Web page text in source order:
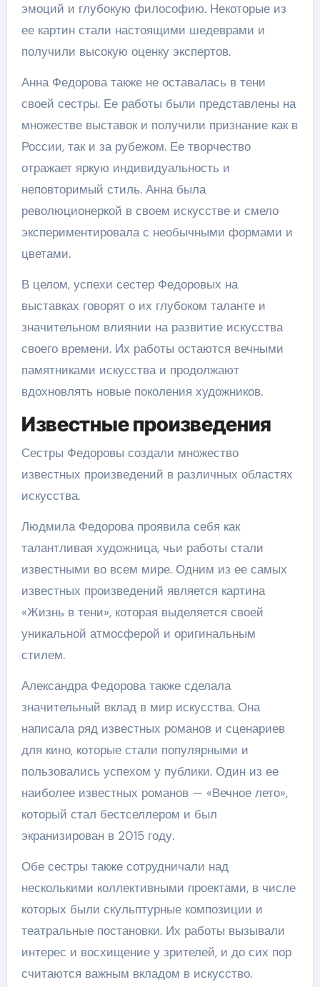
эмоций и глубокую философию. Некоторые из
ее картин стали настоящими шедеврами и
получили высокую оценку экспертов.
Анна Федорова также не оставалась в тени
своей сестры. Ее работы были представлены на
множестве выставок и получили признание как в
России, так и за рубежом. Ее творчество
отражает яркую индивидуальность и
неповторимый стиль. Анна была
революционеркой в своем искусстве и смело
экспериментировала с необычными формами и
цветами.
В целом, успехи сестер Федоровых на
выставках говорят о их глубоком таланте и
значительном влиянии на развитие искусства
своего времени. Их работы остаются вечными
памятниками искусства и продолжают
вдохновлять новые поколения художников.
Известные произведения
Сестры Федоровы создали множество
известных произведений в различных областях
искусства.
Людмила Федорова проявила себя как
талантливая художница, чьи работы стали
известными во всем мире. Одним из ее самых
известных произведений является картина
«Жизнь в тени», которая выделяется своей
уникальной атмосферой и оригинальным
стилем.
Александра Федорова также сделала
значительный вклад в мир искусства. Она
написала ряд известных романов и сценариев
для кино, которые стали популярными и
пользовались успехом у публики. Один из ее
наиболее известных романов — «Вечное лето»,
который стал бестселлером и был
экранизирован в 2015 году.
Обе сестры также сотрудничали над
несколькими коллективными проектами, в числе
которых были скульптурные композиции и
театральные постановки. Их работы вызывали
интерес и восхищение у зрителей, и до сих пор
считаются важным вкладом в искусство.